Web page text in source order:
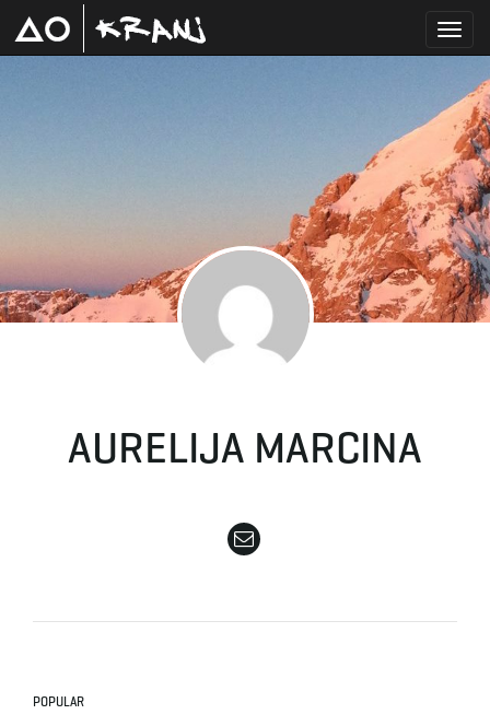
o
g
n
AURELIJA MARCINA
POPULAR